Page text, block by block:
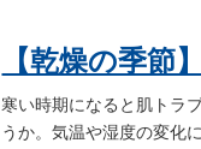
【乾燥の季節
寒い時期になると肌トラ
うか。気温や湿度の変化